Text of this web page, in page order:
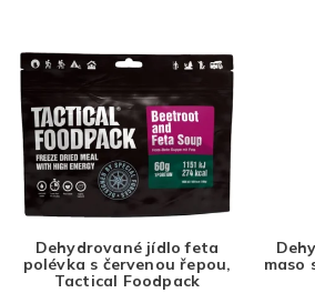
Dehydrované jídlo feta
polévka s červenou řepou,
Tactical Foodpack
maso